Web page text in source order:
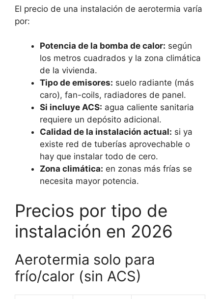
El precio de una instalación de aerotermia varía
por:
Potencia de la bomba de calor: según
los metros cuadrados y la zona climática
de la vivienda.
Tipo de emisores: suelo radiante (más
caro), fan-coils, radiadores de panel.
Si incluye ACS: agua caliente sanitaria
requiere un depósito adicional.
Calidad de la instalación actual: si ya
existe red de tuberías aprovechable o
hay que instalar todo de cero.
Zona climática: en zonas más frías se
necesita mayor potencia.
Precios por tipo de
instalación en 2026
Aerotermia solo para
frío/calor (sin ACS)